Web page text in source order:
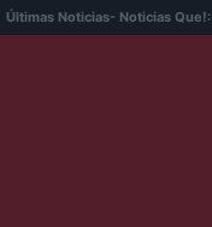
Últimas Noticias- Noticias Que!: